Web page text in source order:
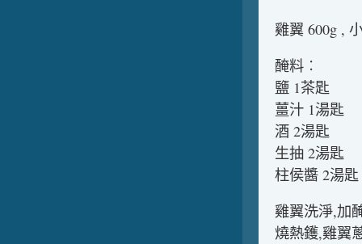
雞翼 600g ,
醃料︰
鹽 1茶匙
薑汁 1湯匙
酒 2湯匙
生抽 2湯匙
柱侯醬 2湯匙
雞翼洗淨,加
燒熱鑊,雞翼